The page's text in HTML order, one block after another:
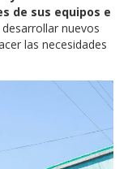
de sus equipos e
nuevos
las necesidades